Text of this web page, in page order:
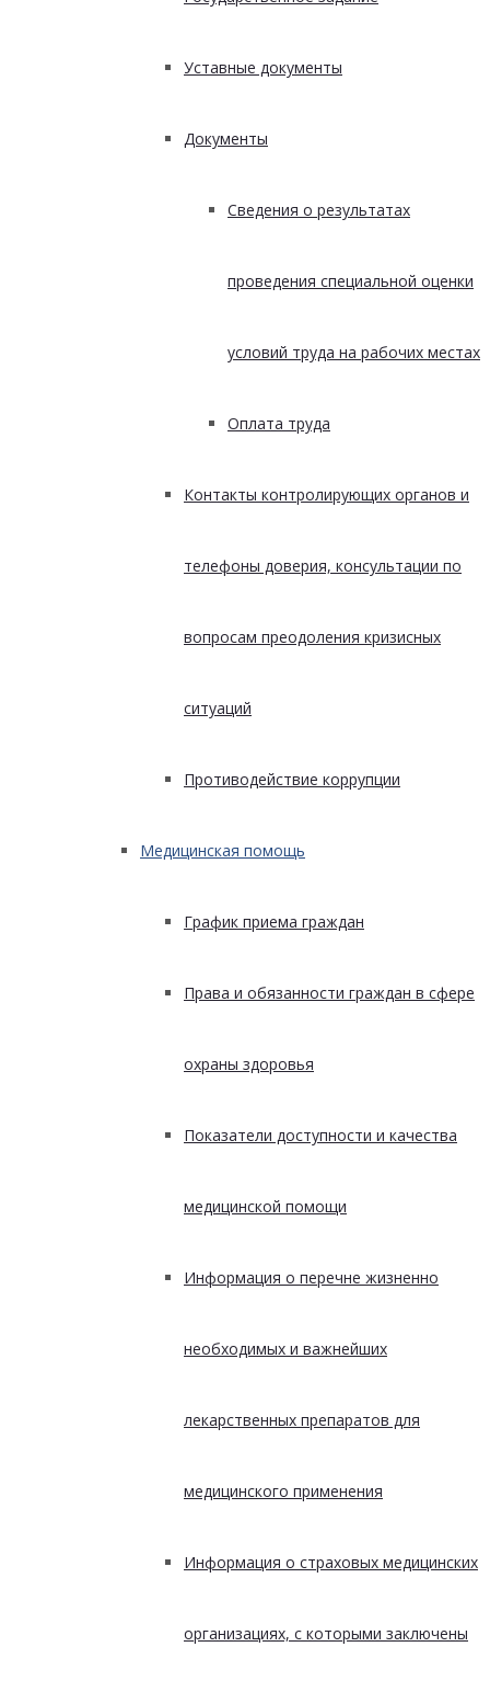
Уставные документы
Документы
Сведения о результатах
проведения специальной оценки
условий труда на рабочих местах
Оплата труда
Контакты контролирующих органов и
телефоны доверия, консультации по
вопросам преодоления кризисных
ситуаций
Противодействие коррупции
Медицинская помощь
График приема граждан
Права и обязанности граждан в сфере
охраны здоровья
Показатели доступности и качества
медицинской помощи
Информация о перечне жизненно
необходимых и важнейших
лекарственных препаратов для
медицинского применения
Информация о страховых медицинских
организациях, с которыми заключены